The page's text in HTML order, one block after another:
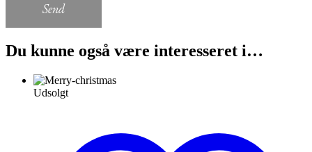
Send
Du kunne også være interesseret i…
Udsolgt